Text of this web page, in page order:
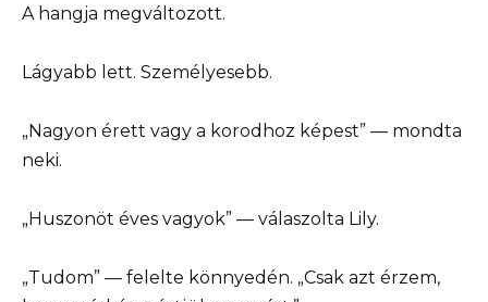
A hangja megváltozott.
Lágyabb lett. Személyesebb.
„Nagyon érett vagy a korodhoz képest” — mondta
neki.
„Huszonöt éves vagyok” — válaszolta Lily.
„Tudom” — felelte könnyedén. „Csak azt érzem,